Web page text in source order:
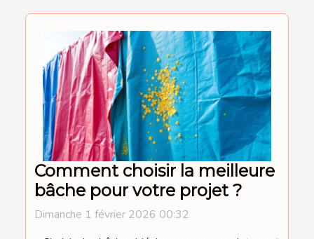
Comment choisir la meilleure
bâche pour votre projet ?
Dimanche 1 février 2026 00:32